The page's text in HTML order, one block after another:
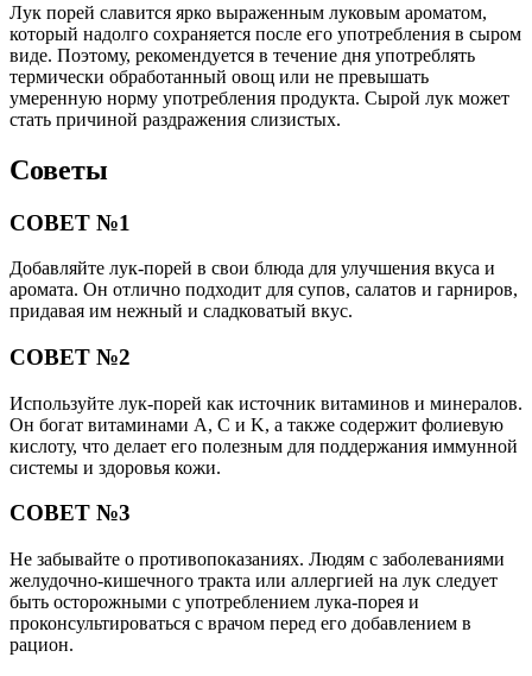
Лук порей славится ярко выраженным луковым ароматом,
который надолго сохраняется после его употребления в сыром
виде. Поэтому, рекомендуется в течение дня употреблять
термически обработанный овощ или не превышать
умеренную норму употребления продукта. Сырой лук может
стать причиной раздражения слизистых.
Советы
СОВЕТ №1
Добавляйте лук-порей в свои блюда для улучшения вкуса и
аромата. Он отлично подходит для супов, салатов и гарниров,
придавая им нежный и сладковатый вкус.
СОВЕТ №2
Используйте лук-порей как источник витаминов и минералов.
Он богат витаминами A, C и K, а также содержит фолиевую
кислоту, что делает его полезным для поддержания иммунной
системы и здоровья кожи.
СОВЕТ №3
Не забывайте о противопоказаниях. Людям с заболеваниями
желудочно-кишечного тракта или аллергией на лук следует
быть осторожными с употреблением лука-порея и
проконсультироваться с врачом перед его добавлением в
рацион.